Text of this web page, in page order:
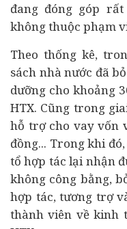
đang đóng góp
không thuộc phạm
Theo thống kê,
sách nhà nước đã
dưỡng cho khoảng
HTX. Cũng trong
hỗ trợ cho vay vốn
đồng... Trong khi
tổ hợp tác lại nhận
không công bằng,
hợp tác, tương trợ
thành viên về kinh